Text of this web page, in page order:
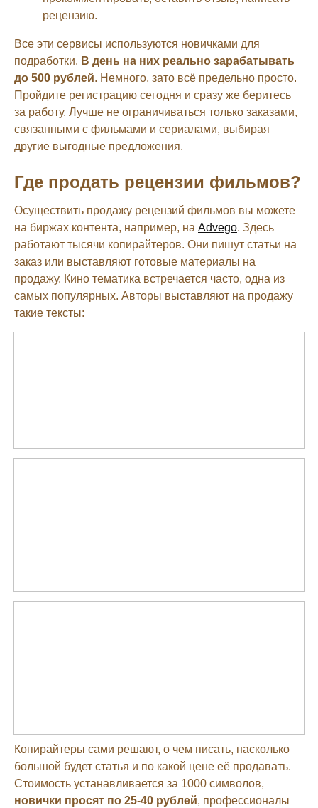
рецензию.
Все эти сервисы используются новичками для
подработки. В день на них реально зарабатывать
до 500 рублей. Немного, зато всё предельно просто.
Пройдите регистрацию сегодня и сразу же беритесь
за работу. Лучше не ограничиваться только заказами,
связанными с фильмами и сериалами, выбирая
другие выгодные предложения.
Где продать рецензии фильмов?
Осуществить продажу рецензий фильмов вы можете
на биржах контента, например, на Advego. Здесь
работают тысячи копирайтеров. Они пишут статьи на
заказ или выставляют готовые материалы на
продажу. Кино тематика встречается часто, одна из
самых популярных. Авторы выставляют на продажу
такие тексты:
Копирайтеры сами решают, о чем писать, насколько
большой будет статья и по какой цене её продавать.
Стоимость устанавливается за 1000 символов,
новички просят по 25-40 рублей, профессионалы